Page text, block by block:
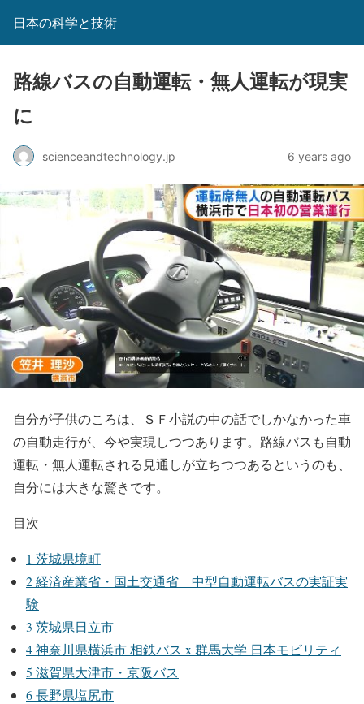
日本の科学と技術
路線バスの自動運転・無人運転が現実
に
scienceandtechnology.jp 6 years ago
自分が子供のころは、ＳＦ小説の中の話でしかなかった車
の自動走行が、今や実現しつつあります。路線バスも自動
運転・無人運転される見通しが立ちつつあるというのも、
自分には大きな驚きです。
目次
1 茨城県境町
2経済産業省・国土交通省 中型自動運転バスの実証実
験
3 茨城県日立市
4神奈川県横浜市 相鉄バス x 群馬大学 日本モビリティ
5 滋賀県大津市・京阪バス
6長野県塩尻市